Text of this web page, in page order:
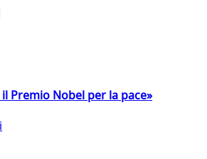
Premio Nobel per la pace»